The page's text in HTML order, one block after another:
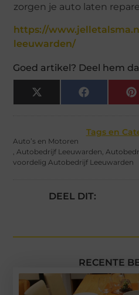
zorgen je auto laten
https://
leeuwarden/
Goed artikel? Deel hem
X
(Twitter)
Facebook
Tags en
Auto’s en Motoren
,Autobedrijf Leeuwarden,
voordelig Autobedrijf Leeuwarden
DEEL DIT:
RECENTE